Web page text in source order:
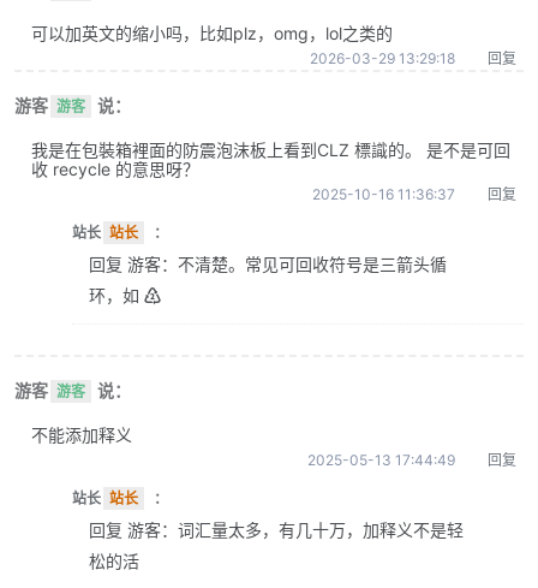
可以加英文的缩小吗，比如plz，omg，lol之类的
2026-03-29 13:29:18 回复
游客 游客 说：
我是在包裝箱裡面的防震泡沫板上看到CLZ 標識的。 是不是可回
收 recycle 的意思呀？
2025-10-16 11:36:37 回复
站长 站长 ：
回复 游客：不清楚。常见可回收符号是三箭头循
环，如 ♴
游客 游客 说：
不能添加释义
2025-05-13 17:44:49 回复
站长 站长 ：
回复 游客：词汇量太多，有几十万，加释义不是轻
松的活